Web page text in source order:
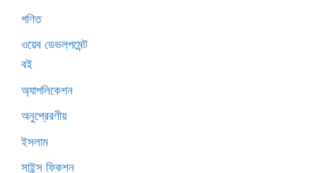
গণিত
ওয়েব ডেভলপমেন্ট
বই
অ্যাপলিকেশন
অনুপ্রেরণীয়
ইসলাম
সাইন্স ফিকশন